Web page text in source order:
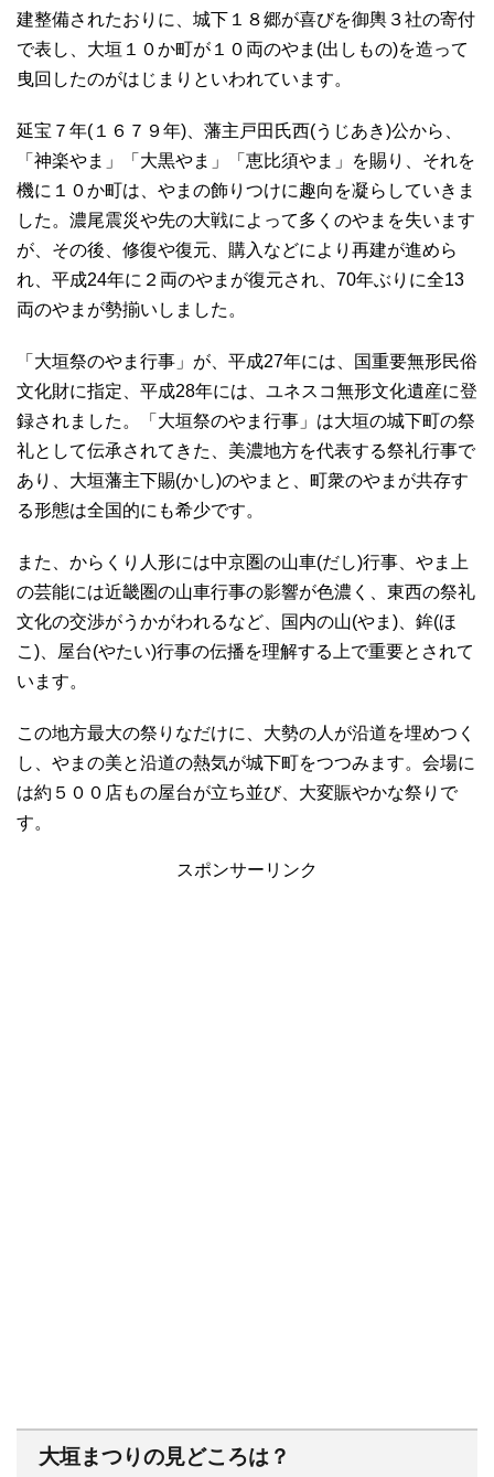
建整備されたおりに、城下１８郷が喜びを御輿３社の寄付
で表し、大垣１０か町が１０両のやま(出しもの)を造って
曳回したのがはじまりといわれています。
延宝７年(１６７９年)、藩主戸田氏西(うじあき)公から、
「神楽やま」「大黒やま」「恵比須やま」を賜り、それを
機に１０か町は、やまの飾りつけに趣向を凝らしていきま
した。濃尾震災や先の大戦によって多くのやまを失います
が、その後、修復や復元、購入などにより再建が進めら
れ、平成24年に２両のやまが復元され、70年ぶりに全13
両のやまが勢揃いしました。
「大垣祭のやま行事」が、平成27年には、国重要無形民俗
文化財に指定、平成28年には、ユネスコ無形文化遺産に登
録されました。「大垣祭のやま行事」は大垣の城下町の祭
礼として伝承されてきた、美濃地方を代表する祭礼行事で
あり、大垣藩主下賜(かし)のやまと、町衆のやまが共存す
る形態は全国的にも希少です。
また、からくり人形には中京圏の山車(だし)行事、やま上
の芸能には近畿圏の山車行事の影響が色濃く、東西の祭礼
文化の交渉がうかがわれるなど、国内の山(やま)、鉾(ほ
こ)、屋台(やたい)行事の伝播を理解する上で重要とされて
います。
この地方最大の祭りなだけに、大勢の人が沿道を埋めつく
し、やまの美と沿道の熱気が城下町をつつみます。会場に
は約５００店もの屋台が立ち並び、大変賑やかな祭りで
す。
スポンサーリンク
大垣まつりの見どころは？